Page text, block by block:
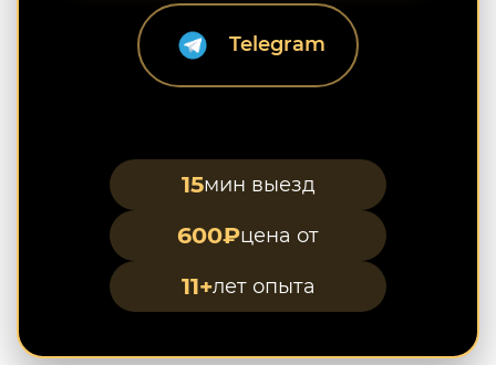
Telegram
15мин выезд
600₽цена от
11+лет опыта